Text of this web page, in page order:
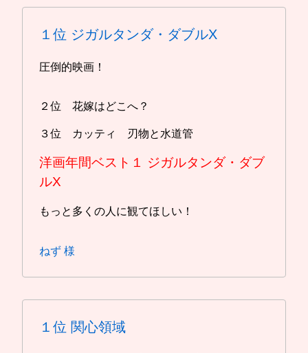
１位 ジガルタンダ・ダブルX
圧倒的映画！
２位 花嫁はどこへ？
３位 カッティ 刃物と水道管
洋画年間ベスト１ ジガルタンダ・ダブ
ルX
もっと多くの人に観てほしい！
ねず 様
１位 関心領域